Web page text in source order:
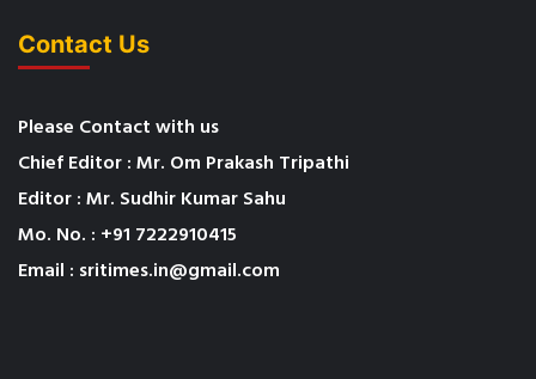
Contact Us
Please Contact with us
Chief Editor : Mr. Om Prakash Tripathi
Editor : Mr. Sudhir Kumar Sahu
Mo. No. : +91 7222910415
Email : sritimes.in@gmail.com